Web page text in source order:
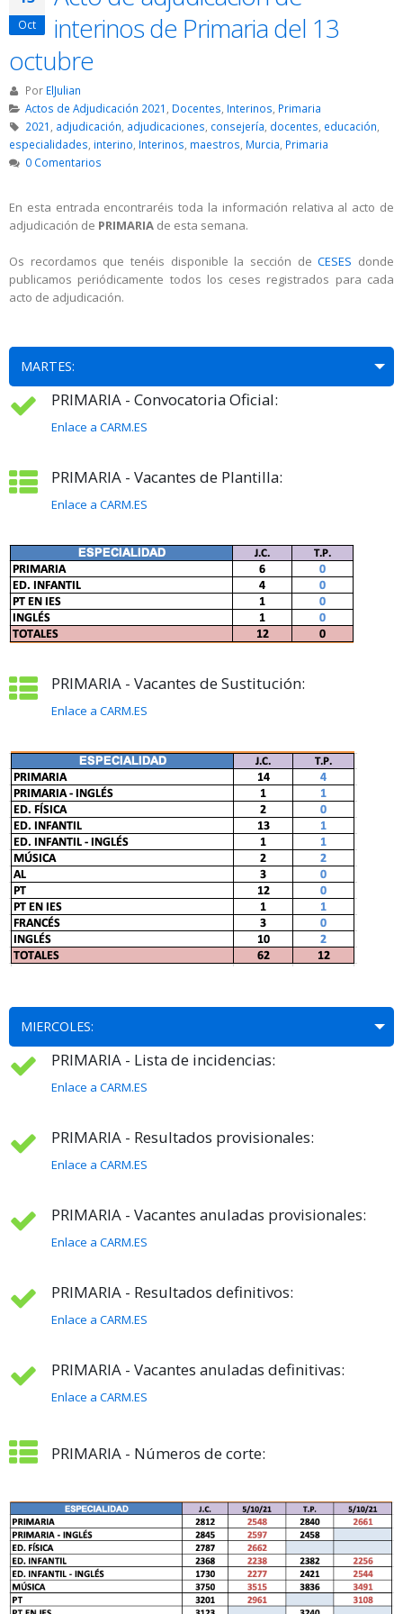
Oct
interinos de Primaria del 13
octubre
Por ElJulian
Actos de Adjudicación 2021
Docentes Interinos Primaria
2021 , adjudicación, adjudicaciones, consejería, docentes, educación,
especialidades, interino, Interinos, maestros, Murcia, Primaria
0 Comentarios
En esta entrada encontraréis toda la información relativa al acto de
adjudicación de PRIMARIA de esta semana.
Os recordamos que tenéis disponible la sección deCESES donde
publicamos periódicamente todos los ceses registrados para cada
acto de adjudicación.
MARTES:
PRIMARIA - Convocatoria Oficial:
Enlace a CARM.ES
PRIMARIA - Vacantes de Plantilla:
Enlace a CARM.ES
PRIMARIA - Vacantes de Sustitución:
Enlace a CARM.ES
MIERCOLES:
PRIMARIA - Lista de incidencias:
Enlace a CARM.ES
PRIMARIA - Resultados provisionales:
Enlace a CARM.ES
PRIMARIA - Vacantes anuladas provisionales:
Enlace a CARM.ES
PRIMARIA - Resultados definitivos:
Enlace a CARM.ES
PRIMARIA - Vacantes anuladas definitivas:
Enlace a CARM.ES
PRIMARIA - Números de corte: